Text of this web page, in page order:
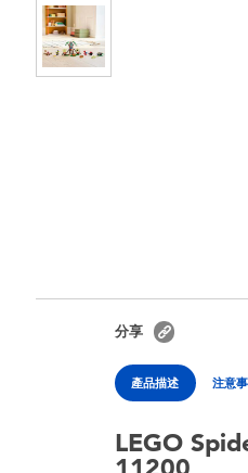
分享
產品描述 注意
LEGO